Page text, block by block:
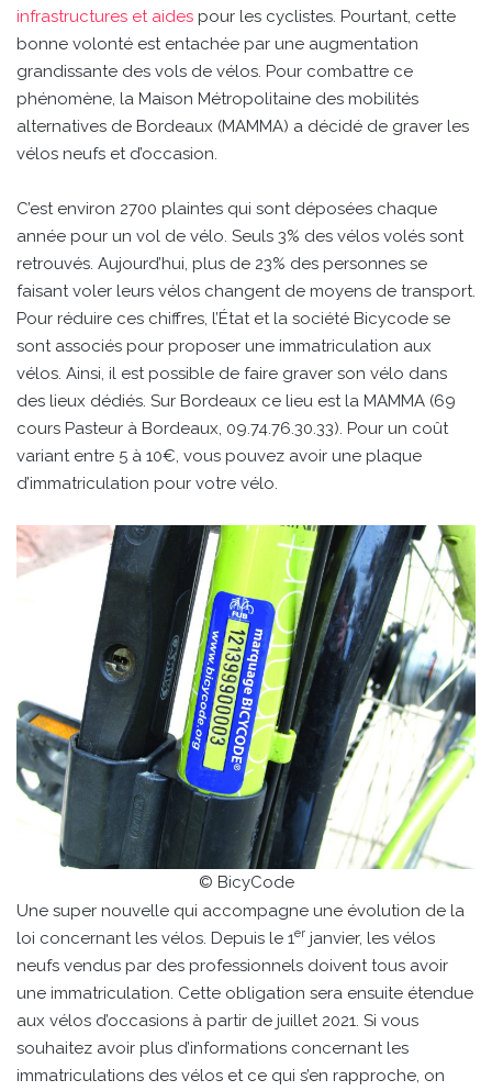
infrastructures et aides pour les cyclistes. Pourtant, cette
bonne volonté est entachée par une augmentation
grandissante des vols de vélos. Pour combattre ce
phénomène, la Maison Métropolitaine des mobilités
alternatives de Bordeaux (MAMMA) a décidé de graver les
vélos neufs et d’occasion.
C’est environ 2700 plaintes qui sont déposées chaque
année pour un vol de vélo. Seuls 3% des vélos volés sont
retrouvés. Aujourd’hui, plus de 23% des personnes se
faisant voler leurs vélos changent de moyens de transport.
Pour réduire ces chiffres, l’État et la société Bicycode se
sont associés pour proposer une immatriculation aux
vélos. Ainsi, il est possible de faire graver son vélo dans
des lieux dédiés. Sur Bordeaux ce lieu est la MAMMA (69
cours Pasteur à Bordeaux, 09.74.76.30.33). Pour un coût
variant entre 5 à 10€, vous pouvez avoir une plaque
d’immatriculation pour votre vélo.
© BicyCode
Une super nouvelle qui accompagne une évolution de la
loi concernant les vélos. Depuis le 1er janvier, les vélos
neufs vendus par des professionnels doivent tous avoir
une immatriculation. Cette obligation sera ensuite étendue
aux vélos d’occasions à partir de juillet 2021. Si vous
souhaitez avoir plus d’informations concernant les
immatriculations des vélos et ce qui s’en rapproche, on